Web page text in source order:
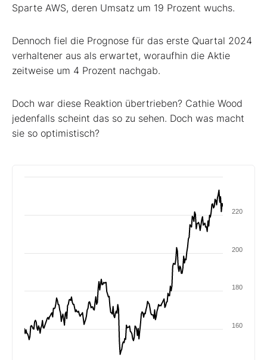
Sparte AWS, deren Umsatz um 19 Prozent wuchs.
Dennoch fiel die Prognose für das erste Quartal 2024
verhaltener aus als erwartet, woraufhin die Aktie
zeitweise um 4 Prozent nachgab.
Doch war diese Reaktion übertrieben? Cathie Wood
jedenfalls scheint das so zu sehen. Doch was macht
sie so optimistisch?
160
180
200
220